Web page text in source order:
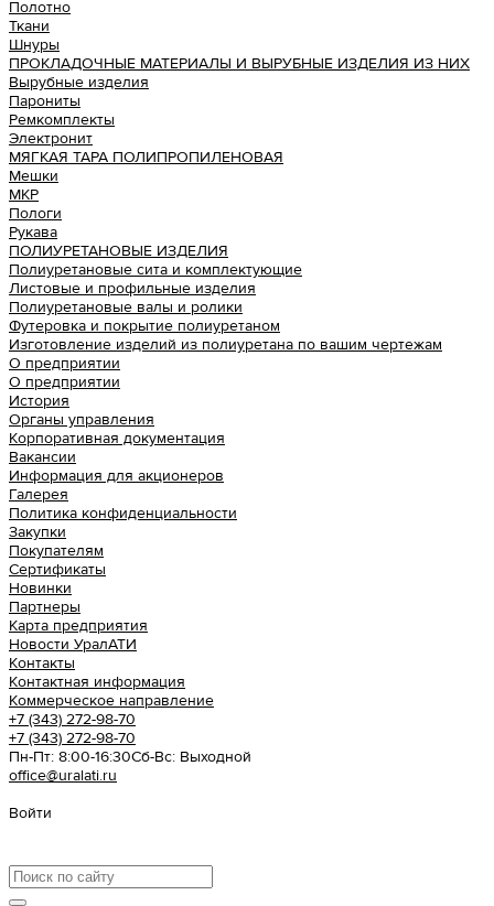
Полотно
Ткани
Шнуры
ПРОКЛАДОЧНЫЕ МАТЕРИАЛЫ И ВЫРУБНЫЕ ИЗДЕЛИЯ ИЗ НИХ
Вырубные изделия
Парониты
Ремкомплекты
Электронит
МЯГКАЯ ТАРА ПОЛИПРОПИЛЕНОВАЯ
Мешки
МКР
Пологи
Рукава
ПОЛИУРЕТАНОВЫЕ ИЗДЕЛИЯ
Полиуретановые сита и комплектующие
Листовые и профильные изделия
Полиуретановые валы и ролики
Футеровка и покрытие полиуретаном
Изготовление изделий из полиуретана по вашим чертежам
О предприятии
О предприятии
История
Органы управления
Корпоративная документация
Вакансии
Информация для акционеров
Галерея
Политика конфиденциальности
Закупки
Покупателям
Сертификаты
Новинки
Партнеры
Карта предприятия
Новости УралАТИ
Контакты
Контактная информация
Коммерческое направление
+7 (343) 272-98-70
+7 (343) 272-98-70
Пн-Пт: 8:00-16:30Cб-Вс: Выходной
office@uralati.ru
Войти